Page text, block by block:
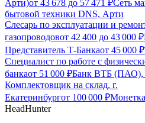
Арти)от 43 678 до 57 471 ₽Сеть
бытовой техники DNS, Арти
Слесарь по эксплуатации и
газопроводовот 42 400 до 43 000 ₽
Представитель Т-Банкаот 45 000 ₽
Специалист по работе с
банкаот 51 000 ₽Банк ВТБ (ПАО),
Комплектовщик на склад, г.
Екатеринбургот 100 000 ₽
HeadHunter